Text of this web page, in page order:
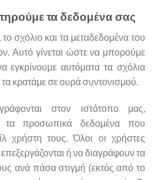
τα δεδομένα σας
σχόλιο και τα μεταδεδομένα του
Αυτό γίνεται ώστε να μπορούμε
εγκρίνουμε αυτόματα τα σχόλια
κρατάμε σε ουρά συντονισμού.
στον ιστότοπο μας,
τα προσωπικά δεδομένα που
χρήστη τους. Όλοι οι χρήστες
ή να διαγράφουν τα
ανά πάσα στιγμή (εκτός από το